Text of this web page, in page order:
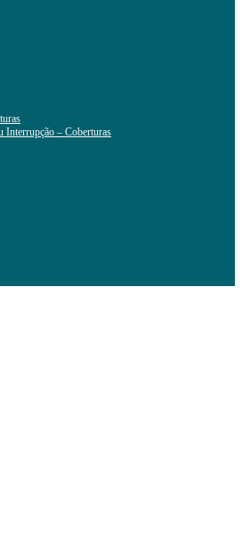
Interrupção – Coberturas